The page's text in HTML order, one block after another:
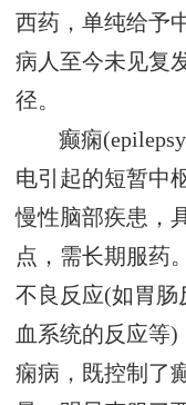
西药，单纯给予
病人至今未见复
径。
癫痫
电引起的短暂中
慢性脑部疾患，
点，需长期服药
不良反应(如胃肠
血系统的反应等
痫病，既控制了